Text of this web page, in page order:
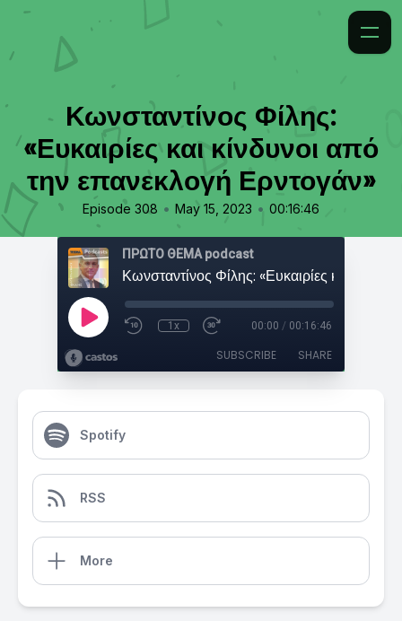
Κωνσταντίνος Φίλης:
«Ευκαιρίες και κίνδυνοι από
την επανεκλογή Ερντογάν»
Episode 308 • May 15, 2023 • 00:16:46
ΠΡΩΤΟ ΘΕΜΑ podcast
1x 00:00 / 00:16:46
SUBSCRIBE SHARE
Spotify
RSS
More